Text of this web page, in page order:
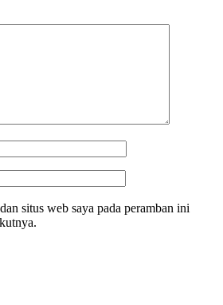
situs web saya pada peramban ini